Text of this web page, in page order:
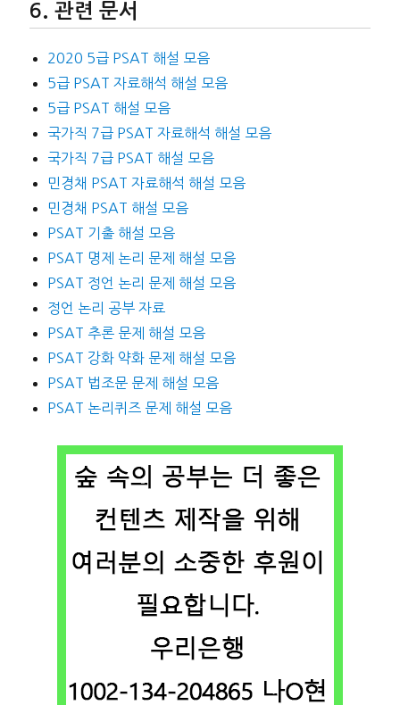
관련 문서
2020 5급 PSAT 해설 모음
5급 PSAT 자료해석 해설 모음
5급 PSAT 해설 모음
국가직 7급 PSAT 자료해석 해설 모음
국가직 7급 PSAT 해설 모음
민경채 PSAT 자료해석 해설 모음
민경채 PSAT 해설 모음
PSAT 기출 해설 모음
PSAT 명제 논리 문제 해설 모음
PSAT 정언 논리 문제 해설 모음
정언 논리 공부 자료
PSAT 추론 문제 해설 모음
PSAT 강화 약화 문제 해설 모음
PSAT 법조문 문제 해설 모음
PSAT 논리퀴즈 문제 해설 모음